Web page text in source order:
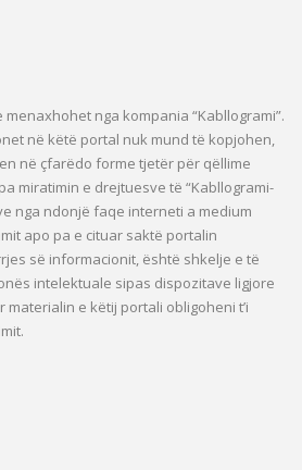
nga kompania “Kabllogrami”.
në këtë portal nuk mund të kopjohen,
në çfarëdo forme tjetër për qëllime
miratimin e drejtuesve të “Kabllogrami-
nga ndonjë faqe interneti a medium
apo pa e cituar saktë portalin
së informacionit, është shkelje e të
intelektuale sipas dispozitave ligjore
e këtij portali obligoheni t’i